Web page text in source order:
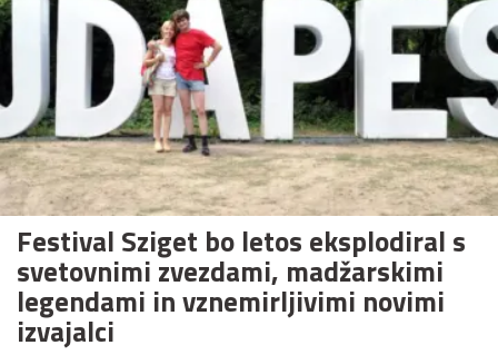
Festival Sziget bo letos eksplodiral s
svetovnimi zvezdami, madžarskimi
legendami in vznemirljivimi novimi
izvajalci